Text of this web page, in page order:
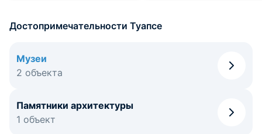
Достопримечательности Туапсе
Музеи
2 объекта
Памятники архитектуры
1 объект